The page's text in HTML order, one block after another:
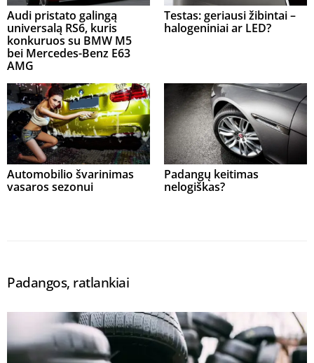
Audi pristato galingą
universalą RS6, kuris
konkuruos su BMW M5
bei Mercedes-Benz E63
AMG
Testas: geriausi žibintai –
halogeniniai ar LED?
Automobilio švarinimas
vasaros sezonui
Padangų keitimas
nelogiškas?
Padangos, ratlankiai